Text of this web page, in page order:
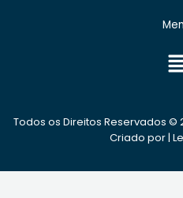
Todos os Direitos Reservados
Criado por |